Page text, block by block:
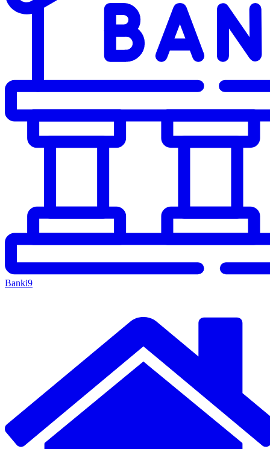
Banki9